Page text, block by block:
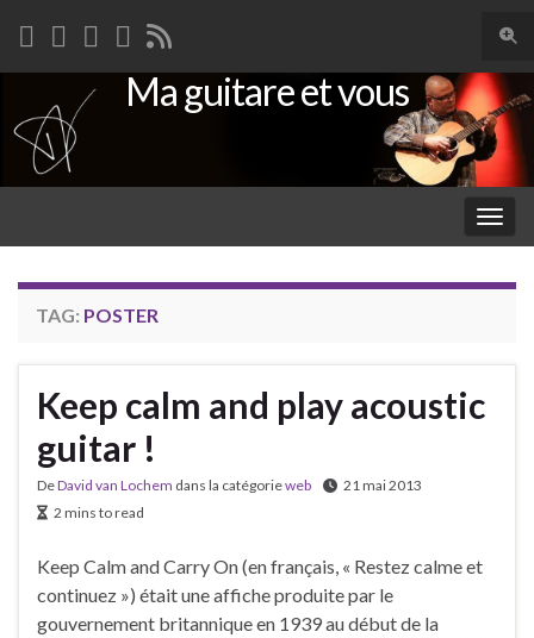
Search for:
Ma guitare et vous
TAG: POSTER
Keep calm and play acoustic
guitar !
DeDavid van Lochem dans la catégorieweb
21 mai 2013
2 mins to read
Keep Calm and Carry On (en français, « Restez calme et
continuez ») était une affiche produite par le
gouvernement britannique en 1939 au début de la